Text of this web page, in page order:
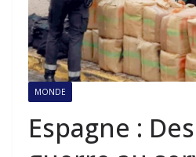
MONDE
Espagne :